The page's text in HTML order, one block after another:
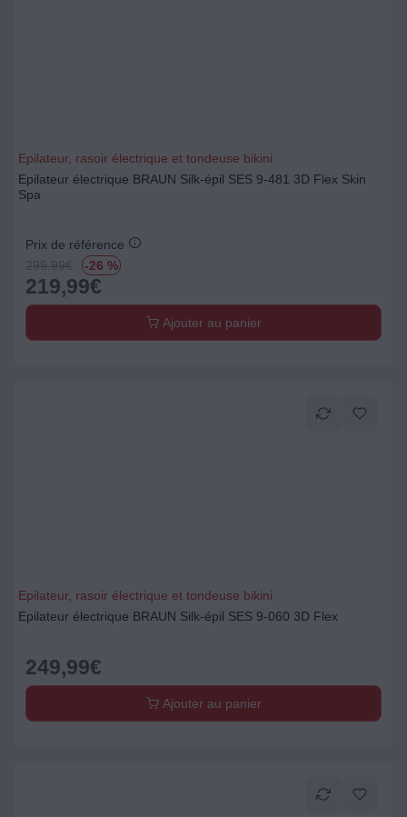
Epilateur, rasoir électrique et tondeuse bikini
Epilateur électrique BRAUN Silk-épil SES 9-481 3D Flex Skin
Spa
Prix de référence
299.99€ -26 %
219,99€
Ajouter au panier
Epilateur, rasoir électrique et tondeuse bikini
Epilateur électrique BRAUN Silk-épil SES 9-060 3D Flex
249,99€
Ajouter au panier